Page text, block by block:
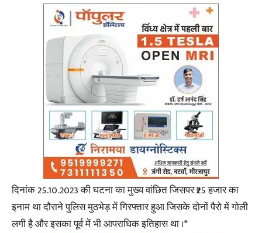
दिनांक 25.10.2023 की घटना का मुख्य वांछित जिसपर ₹25 हजार का
इनाम था दौराने पुलिस मुठभेड़ में गिरफ्तार हुआ जिसके दोनों पैरो में गोली
लगी है और इसका पूर्व में भी आपराधिक इतिहास था ।*